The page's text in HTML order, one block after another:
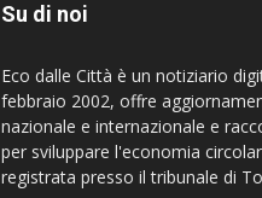
Su di noi
Eco dalle Città è un notiziario
febbraio 2002, offre
nazionale e internazionale e
per sviluppare l'economia
registrata presso il tribunale di